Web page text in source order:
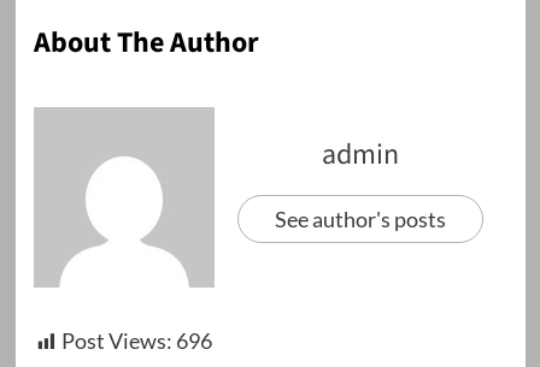
About The Author
admin
See author's posts
Post Views: 696